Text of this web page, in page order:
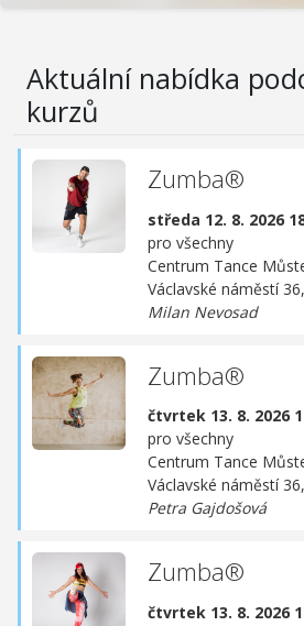
Aktuální nabídka
kurzů
Zumba®
středa 12. 8. 2026
pro všechny
Centrum Tance
Václavské náměstí
Milan Nevosad
Zumba®
čtvrtek 13. 8. 2026
pro všechny
Centrum Tance
Václavské náměstí
Petra Gajdošová
Zumba®
čtvrtek 13. 8. 2026